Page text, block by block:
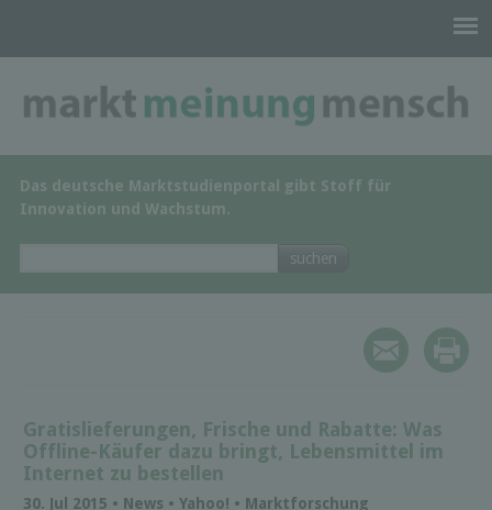
Das deutsche Marktstudienportal gibt Stoff für
Innovation und Wachstum.
Gratislieferungen, Frische und Rabatte: Was
Offline-Käufer dazu bringt, Lebensmittel im
Internet zu bestellen
30. Jul 2015 • News • Yahoo! • Marktforschung